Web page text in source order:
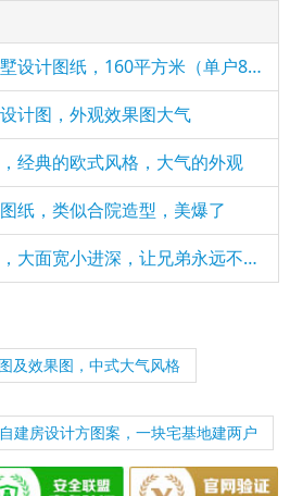
兄弟双拼三层小户型别墅设计图纸，160平方米（单户80平）
计图，外观效果图大气
经典的欧式风格，大气的外观
纸，类似合院造型，美爆了
双拼二层大别墅设计图，大面宽小进深，让兄弟永远不分家
及效果图，中式大气风格
建房设计方图案，一块宅基地建两户